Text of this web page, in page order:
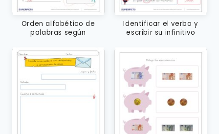
Orden alfabético de
palabras según
alfabeto
Identificar el verbo y
escribir su infinitivo